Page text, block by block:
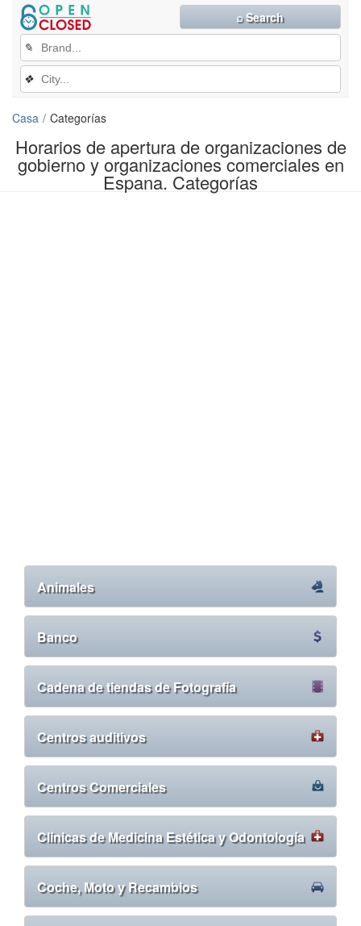
Horarios de apertura de organizaciones de
gobierno y organizaciones comerciales en
Espana. Categorías
✎
❖
⌕ Search
Casa Categorías
Animales
Banco
Cadena de tiendas de Fotografía
Centros auditivos
Centros Comerciales
Clínicas de Medicina Estética y Odontología
Coche, Moto y Recambios